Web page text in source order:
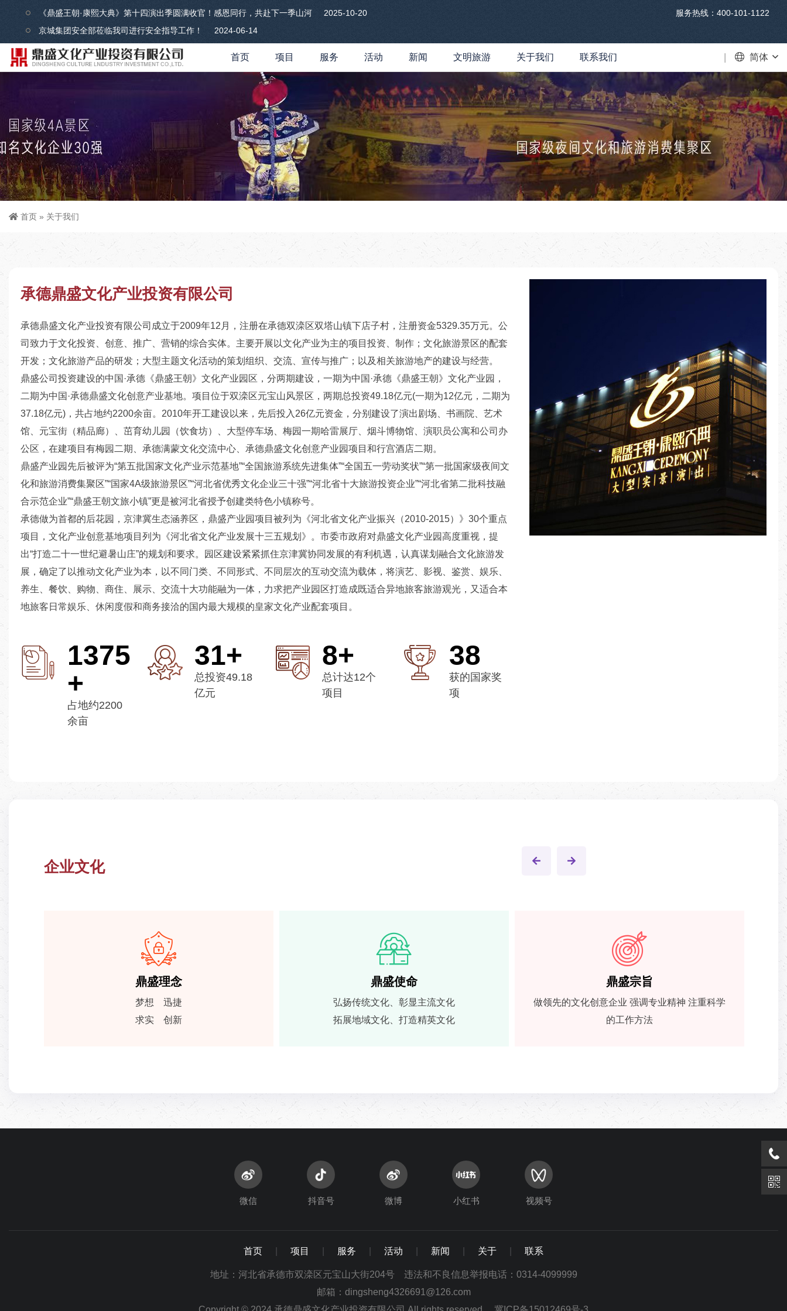
2025-10-20
《鼎盛王朝·康熙大典》第十四演出季圆满收官！感恩同行，共赴下一季山河
2024-06-14
京城集团安全部莅临我司进行安全指导工作！
服务热线：400-101-1122
首页 项目 服务 活动 新闻 文明旅游 关于我们 联系我们 简体
首页 » 关于我们
承德鼎盛文化产业投资有限公司
承德鼎盛文化产业投资有限公司成立于2009年12月，注册在承德双滦区双塔山镇下店子村，注册资金5329.35万元。公
司致力于文化投资、创意、推广、营销的综合实体。主要开展以文化产业为主的项目投资、制作；文化旅游景区的配套
开发；文化旅游产品的研发；大型主题文化活动的策划组织、交流、宣传与推广；以及相关旅游地产的建设与经营。
鼎盛公司投资建设的中国·承德《鼎盛王朝》文化产业园区，分两期建设，一期为中国·承德《鼎盛王朝》文化产业园，
二期为中国·承德鼎盛文化创意产业基地。项目位于双滦区元宝山风景区，两期总投资49.18亿元(一期为12亿元，二期为
37.18亿元)，共占地约2200余亩。2010年开工建设以来，先后投入26亿元资金，分别建设了演出剧场、书画院、艺术
馆、元宝街（精品廊）、茁育幼儿园（饮食坊）、大型停车场、梅园一期哈雷展厅、烟斗博物馆、演职员公寓和公司办
公区，在建项目有梅园二期、承德满蒙文化交流中心、承德鼎盛文化创意产业园项目和行宫酒店二期。
鼎盛产业园先后被评为“第五批国家文化产业示范基地”“全国旅游系统先进集体”“全国五一劳动奖状”“第一批国家级夜间文
化和旅游消费集聚区”“国家4A级旅游景区”“河北省优秀文化企业三十强”“河北省十大旅游投资企业”“河北省第二批科技融
合示范企业”“鼎盛王朝文旅小镇”更是被河北省授予创建类特色小镇称号。
承德做为首都的后花园，京津冀生态涵养区，鼎盛产业园项目被列为《河北省文化产业振兴（2010-2015）》30个重点
项目，文化产业创意基地项目列为《河北省文化产业发展十三五规划》。市委市政府对鼎盛文化产业园高度重视，提
出“打造二十一世纪避暑山庄”的规划和要求。园区建设紧紧抓住京津冀协同发展的有利机遇，认真谋划融合文化旅游发
展，确定了以推动文化产业为本，以不同门类、不同形式、不同层次的互动交流为载体，将演艺、影视、鉴赏、娱乐、
养生、餐饮、购物、商住、展示、交流十大功能融为一体，力求把产业园区打造成既适合异地旅客旅游观光，又适合本
地旅客日常娱乐、休闲度假和商务接洽的国内最大规模的皇家文化产业配套项目。
1815
+
占地约2200
余亩
41+
总投资49.18
亿元
10+
总计达12个
项目
50
获的国家奖
项
企业文化
鼎盛使命
弘扬传统文化、彰显主流文化
拓展地域文化、打造精英文化
鼎盛宗旨
做领先的文化创意企业 强调专业精神 注重科学
的工作方法
经营策略
项目产业化 产品多元化 营销品牌化 高端产品做
品牌
微信 抖音号 微博 小红书 视频号
首页 项目 服务 活动 新闻 关于 联系
地址：河北省承德市双滦区元宝山大街204号 违法和不良信息举报电话：0314-4099999
邮箱：dingsheng4326691@126.com